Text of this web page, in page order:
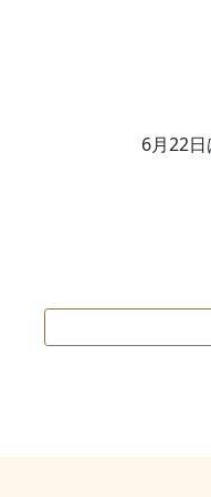
6月22日